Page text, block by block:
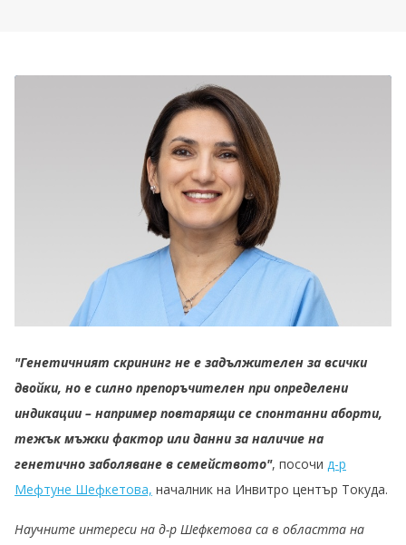
"Генетичният скрининг не е задължителен за всички
двойки, но е силно препоръчителен при определени
индикации – например повтарящи се спонтанни аборти,
тежък мъжки фактор или данни за наличие на
генетично заболяване в семейството", посочи д-р
Мефтуне Шефкетова, началник на Инвитро център Токуда.
Научните интереси на д-р Шефкетова са в областта на